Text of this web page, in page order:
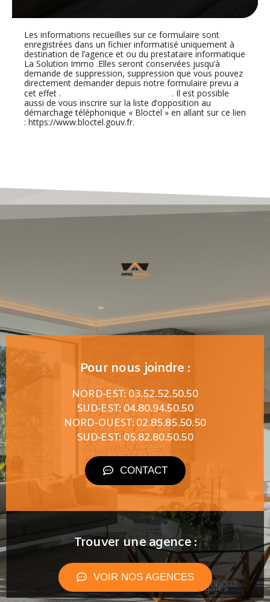
Les informations recueillies sur ce formulaire sont
enregistrées dans un fichier informatisé uniquement à
destination de l’agence et ou du prestataire informatique
La Solution Immo .Elles seront conservées jusqu’à
demande de suppression, suppression que vous pouvez
directement demander depuis notre formulaire prevu a
cet effet .
. Il est possible
aussi de vous inscrire sur la liste d’opposition au
démarchage téléphonique « Bloctel » en allant sur ce lien
: https://www.bloctel.gouv.fr.
Pour nous joindre :
NORD-EST: 03.52.52.50.50
SUD-EST: 04.80.94.50.50
NORD-OUEST: 02.85.85.50.50
SUD-EST: 05.82.80.50.50
CONTACT
Trouver une agence :
VOIR NOS AGENCES
Mentions
légales